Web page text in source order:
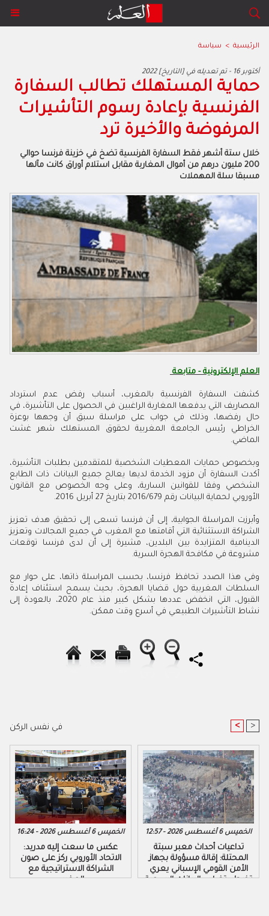
الرئيسية > سياسة
2022 أكتوبر 16 - تم تعديله في [التاريخ]
حماية المستهلك تطالب السفارة
الفرنسية بإعادة رسوم التأشيرات
المرفوضة والأخيرة ترد
خلال ستة أشهر فقط السفارة الفرنسية تضخ في خزينة فرنسا حوالي
200 مليون درهم من أموال المغاربة مقابل استلام أوراق كانت مآلها
مسبقا سلة المهملات
العلم الإلكترونية - متابعة
كشفت السفارة الفرنسية بالمغرب، أسباب رفض عدم استرداد
المصاريف التي يدفعها المغاربة الراغبين في الحصول على التأشيرة، في
حال رفضها، وذلك في جواب على مراسلة سبق أن وجهها بوعزة
الخراطي رئيس الجامعة المغربية لحقوق المستهلك شهر غشت
الماضي.
وبخصوص حمايات المعطيات الشخصية للمتقدمين بطلبات التأشيرة،
أكدت السفارة أن مزود الخدمة لديها يعالج جميع البيانات ذات الطابع
الشخصي وفقا للقوانين السارية، وعلى وجه الخصوص مع القانون
الأوروبي لحماية البيانات رقم 2016/679 بتاريخ 27 أبريل 2016.
وأبرزت المراسلة الجوابية، إلى أن فرنسا تسعى إلى تحقيق هدف تعزيز
الشراكة الاستثنائية التي أقامتها مع المغرب في جميع المجالات وتعزيز
الدينامية المتزايدة بين البلدين، مشيرة إلى أن لدى فرنسا توقعات
مشروعة في مكافحة الهجرة السرية.
وفي هذا الصدد تحافظ فرنسا، بحسب المراسلة ذاتها، على حوار مع
السلطات المغربية حول قضايا الهجرة، بحيث يسمح استئناف إعادة
القبول، التي انخفض عددها بشكل كبير منذ عام 2020، بالعودة إلى
نشاط التأشيرات الطبيعي في أسرع وقت ممكن.
في نفس الركن < >
الخميس 6 أغسطس 2026 - 16:24
عكس ما سعت إليه مدريد:
الاتحاد الأوروبي ركز على صون
الشراكة الاستراتيجية مع
المغرب
الخميس 6 أغسطس 2026 - 12:57
تداعيات أحداث معبر سبتة
المحتلة: إقالة مسؤولة بجهاز
الأمن القومي الإسباني يعري
تخبط وتضارب البيانات الرسمية